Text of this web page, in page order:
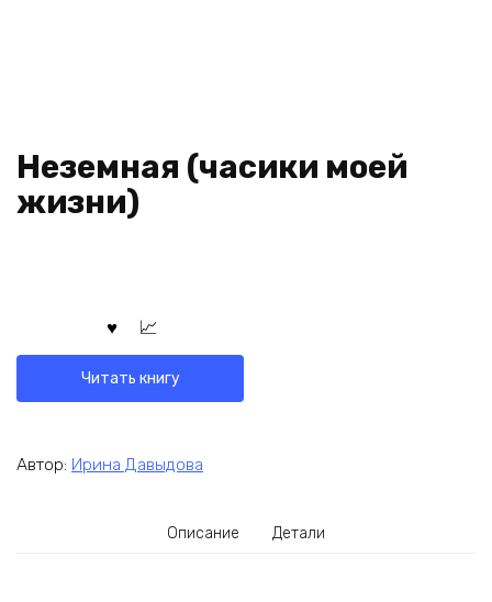
Неземная (часики моей
жизни)
Читать книгу
Автор: Ирина Давыдова
Описание Детали